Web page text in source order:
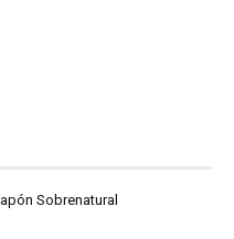
Sobrenatural